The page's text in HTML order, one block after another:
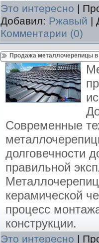
Это интересно |
Добавил: Ржавый |
Комментарии (0)
Продажа металлочерепицы в
Современные
долговечности
правильной
керамической
процесс
конструкции.
Это интересно |